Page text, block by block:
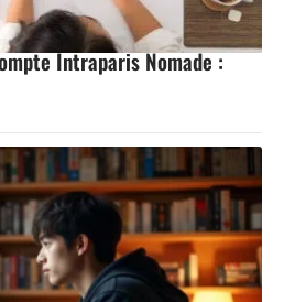
Intraparis Nomade :